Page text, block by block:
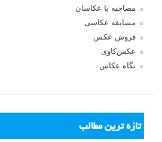
مصاحبه با عکاسان
مسابقه عکاسی
فروش عکس
عکس‌کاوی
نگاه عکاس
تازه ترین مطالب